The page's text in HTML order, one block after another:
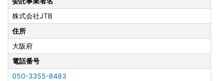
株式会社JTB
住所
大阪府
電話番号
050-3355-8483